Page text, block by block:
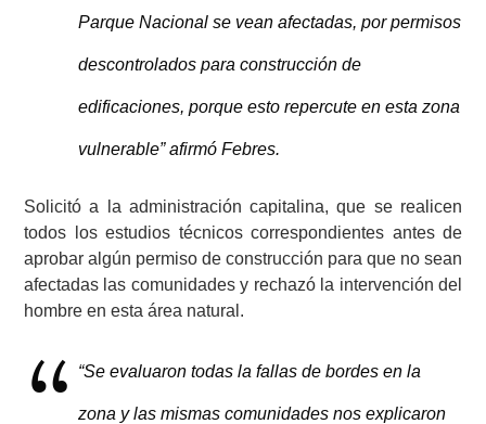
Parque Nacional se vean afectadas, por permisos
descontrolados para construcción de
edificaciones, porque esto repercute en esta zona
vulnerable” afirmó Febres.
Solicitó a la administración capitalina, que se realicen
todos los estudios técnicos correspondientes antes de
aprobar algún permiso de construcción para que no sean
afectadas las comunidades y rechazó la intervención del
hombre en esta área natural.
“Se evaluaron todas la fallas de bordes en la
zona y las mismas comunidades nos explicaron